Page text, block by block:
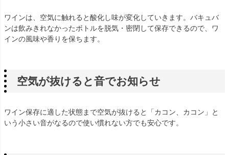
ワインは、空気に触れると酸化し味が変化していきます。バキュバ
ンは飲みきれなかったボトルを脱気・密閉して保存できるので、ワ
インの風味や香りを保ちます。
空気が抜けると音でお知らせ
ワイン保存に適した状態まで空気が抜けると「カコン、カコン」と
いう小さい音がなるので使い慣れない方でも安心です。